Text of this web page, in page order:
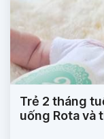
Trẻ 2 tháng
uống Rota và